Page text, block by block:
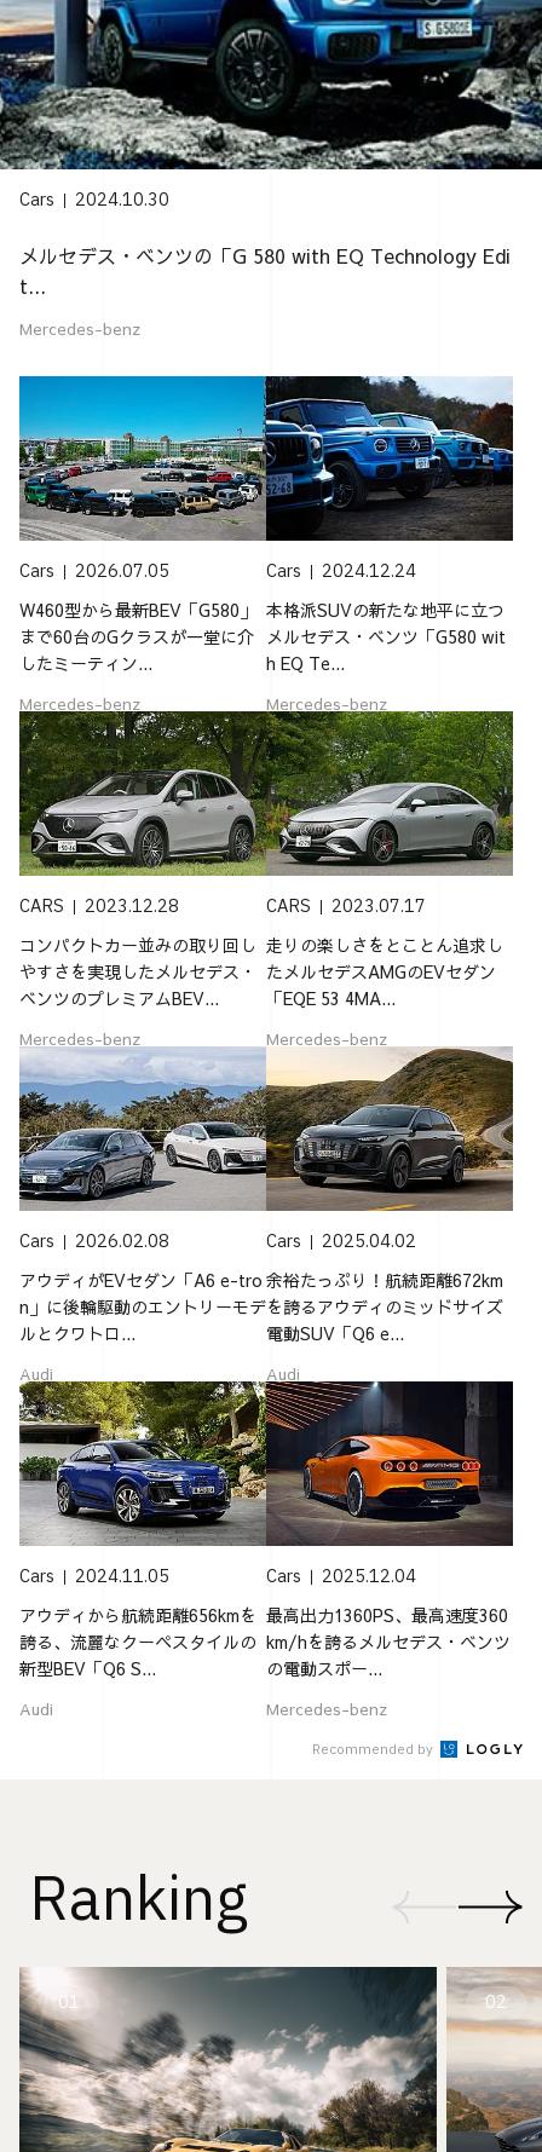
Cars 2024.10.30
メルセデス・ベンツの「G 580 with EQ Technology Edi
t...
Mercedes-benz
Cars 2026.07.05
W460型から最新BEV「G580」
まで60台のGクラスが一堂に介
したミーティン...
Mercedes-benz
Cars 2024.12.24
本格派SUVの新たな地平に立つ
メルセデス・ベンツ「G580 wit
h EQ Te...
Mercedes-benz
CARS 2023.12.28
コンパクトカー並みの取り回し
やすさを実現したメルセデス・
ベンツのプレミアムBEV...
Mercedes-benz
CARS 2023.07.17
走りの楽しさをとことん追求し
たメルセデスAMGのEVセダン
「EQE 53 4MA...
Mercedes-benz
Cars 2026.02.08
アウディがEVセダン「A6 e-tro
n」に後輪駆動のエントリーモデ
ルとクワトロ...
Audi
Cars 2025.04.02
余裕たっぷり！航続距離672km
を誇るアウディのミッドサイズ
電動SUV「Q6 e...
Audi
Cars 2024.11.05
アウディから航続距離656kmを
誇る、流麗なクーペスタイルの
新型BEV「Q6 S...
Audi
Cars 2025.12.04
最高出力1360PS、最高速度360
km/hを誇るメルセデス・ベンツ
の電動スポー...
Mercedes-benz
Recommended by
Ranking
01 02